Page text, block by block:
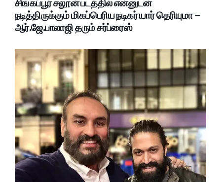
சிங்கப்பூர் சலூன் படத்தில் என்னுடன்
நடித்திருக்கும் மிகப்பெரிய நடிகர் யார் தெரியுமா –
ஆர்.ஜே.பாலாஜி தரும் சர்ப்ரைஸ்